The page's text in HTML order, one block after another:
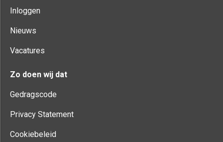
Inloggen
Nieuws
Vacatures
Zo doen wij dat
Gedragscode
Privacy Statement
Cookiebeleid